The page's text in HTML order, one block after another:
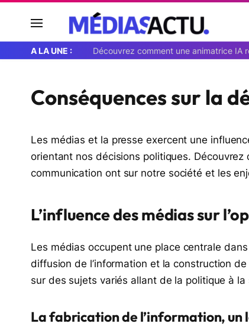
A LA UNE :
Conséquences sur la
Les médias et la presse exercent une
orientant nos décisions politiques.
communication ont sur notre société et les
L’influence des médias sur
Les médias occupent une place centrale
diffusion de l’information et la construction
sur des sujets variés allant de la politique à
La fabrication de l’information, un